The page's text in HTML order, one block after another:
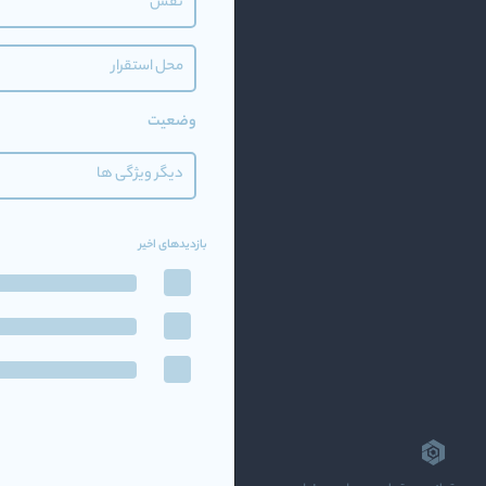
محل استقرار
وضعیت
دیگر ویژگی ها
بازدیدهای اخیر